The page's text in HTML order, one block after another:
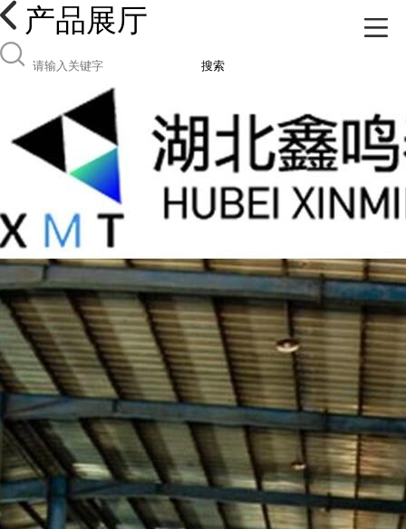
产品展厅
搜索